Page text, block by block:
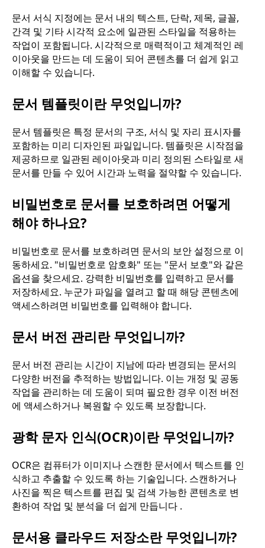
문서 서식 지정에는 문서 내의 텍스트, 단락, 제목, 글꼴,
간격 및 기타 시각적 요소에 일관된 스타일을 적용하는
작업이 포함됩니다. 시각적으로 매력적이고 체계적인 레
이아웃을 만드는 데 도움이 되어 콘텐츠를 더 쉽게 읽고
이해할 수 있습니다.
문서 템플릿이란 무엇입니까?
문서 템플릿은 특정 문서의 구조, 서식 및 자리 표시자를
포함하는 미리 디자인된 파일입니다. 템플릿은 시작점을
제공하므로 일관된 레이아웃과 미리 정의된 스타일로 새
문서를 만들 수 있어 시간과 노력을 절약할 수 있습니다.
비밀번호로 문서를 보호하려면 어떻게
해야 하나요?
비밀번호로 문서를 보호하려면 문서의 보안 설정으로 이
동하세요. "비밀번호로 암호화" 또는 "문서 보호"와 같은
옵션을 찾으세요. 강력한 비밀번호를 입력하고 문서를
저장하세요. 누군가 파일을 열려고 할 때 해당 콘텐츠에
액세스하려면 비밀번호를 입력해야 합니다.
문서 버전 관리란 무엇입니까?
문서 버전 관리는 시간이 지남에 따라 변경되는 문서의
다양한 버전을 추적하는 방법입니다. 이는 개정 및 공동
작업을 관리하는 데 도움이 되며 필요한 경우 이전 버전
에 액세스하거나 복원할 수 있도록 보장합니다.
광학 문자 인식(OCR)이란 무엇입니까?
OCR은 컴퓨터가 이미지나 스캔한 문서에서 텍스트를 인
식하고 추출할 수 있도록 하는 기술입니다. 스캔하거나
사진을 찍은 텍스트를 편집 및 검색 가능한 콘텐츠로 변
환하여 작업 및 분석을 더 쉽게 만듭니다 .
문서용 클라우드 저장소란 무엇입니까?